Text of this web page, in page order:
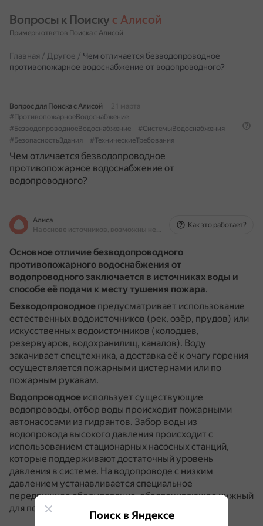
Вопросы к Поиску с Алисой
Примеры ответов Поиска с Алисой
Главная / Другое / Чем отличается безводопроводное
противопожарное водоснабжение от водопроводного?
Вопрос для Поиска с Алисой
21 марта
#ПротивопожарноеВодоснабжение
#БезводопроводноеВодоснабжение
#СистемыВодоснабжения
#БезопасностьЗдания
#ТехническиеТребования
Чем отличается безводопроводное
противопожарное водоснабжение от
водопроводного?
Алиса
На основе источников, возможны неточности
Как это работает?
Основное отличие безводопроводного
противопожарного водоснабжения от
водопроводного заключается в источниках воды и
способе её подачи к месту тушения пожара.
Безводопроводное предусматривает использование
естественных водоисточников (рек, озёр, прудов) или
искусственных водоисточников (колодцев,
резервуаров, водохранилищ, каналов). Воду
закачивает спецтехника, а доставка её к очагу горения
осуществляется пожарными цистернами или по
пожарным рукавам.
Водопроводное использует существующие
водопроводы, отбор воды происходит пожарными
автонасосами из гидрантов. Забор воды из
водопровода высокого давления происходит с
использованием стационарных насосных станций,
которые поддерживают достаточный уровень
давления в системе. На водопроводе с низким
давлением устанавливается специальное
передвижное оборудование, обеспечивающее нужный
для пожаротушения напор.
Поиск в Яндексе